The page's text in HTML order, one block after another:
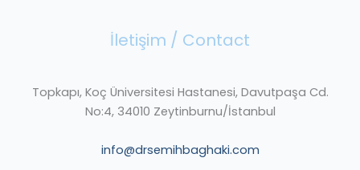
İletişim / Contact
Topkapı, Koç Üniversitesi Hastanesi, Davutpaşa Cd.
No:4, 34010 Zeytinburnu/İstanbul
info@drsemihbaghaki.com